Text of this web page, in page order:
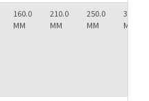
160.0
MM
210.0
MM
250.0
MM
300.0
MM